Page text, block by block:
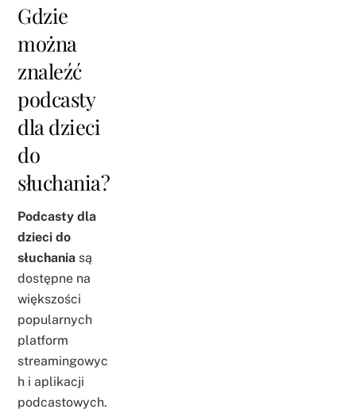
Gdzie
można
znaleźć
podcasty
dla dzieci
do
słuchania?
Podcasty dla
dzieci do
słuchania są
dostępne na
większości
popularnych
platform
streamingowyc
h i aplikacji
podcastowych.